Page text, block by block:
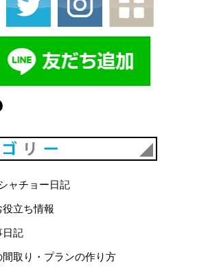
ャチョー日記
立ち情報
日記
取り・プランの作り方